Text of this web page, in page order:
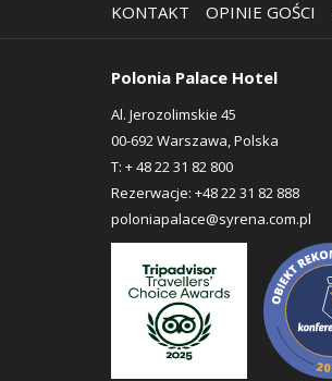
KONTAKT OPINIE GOŚCI
Polonia Palace Hotel
Al. Jerozolimskie 45
00-692 Warszawa, Polska
T: + 48 22 31 82 800
Rezerwacje: +48 22 31 82 888
poloniapalace@syrena.com.pl